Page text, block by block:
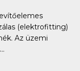
(elektrofitting)
Az üzemi